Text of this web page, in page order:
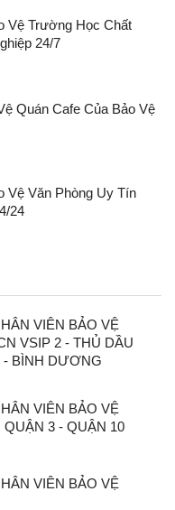
Vệ Trường Học Chất
24/7
Quán Cafe Của Bảo Vệ
Vệ Văn Phòng Uy Tín
24
VIÊN BẢO VỆ
VSIP 2 - THỦ DẦU
- BÌNH DƯƠNG
VIÊN BẢO VỆ
QUẬN 3 - QUẬN 10
VIÊN BẢO VỆ